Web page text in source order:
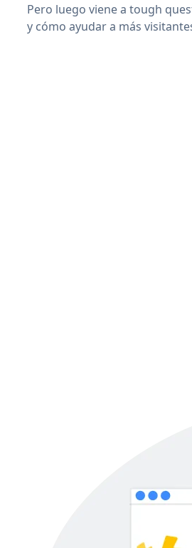
Pero luego viene a tough
y cómo ayudar a más